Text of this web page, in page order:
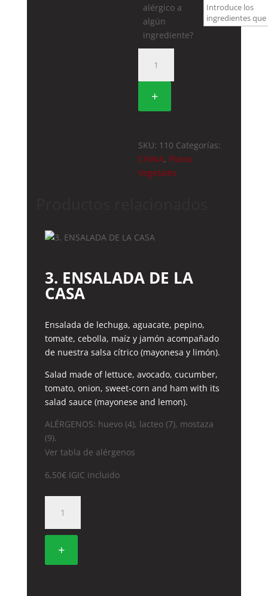
alérgico a
algún
ingrediente?
CARNE
VEGETAL
CON
SALSA
+
SKU: 110 Categorías:
CHINA, Platos
Vegetales
3. ENSALADA DE LA
CASA
Ensalada de lechuga, aguacate, pepino,
tomate, cebolla, maíz y jamón acompañado
de nuestra salsa cítrico (mayonesa y limón).
Salad made of lettuce, avocado, cucumber,
tomato, onion, sweet-corn and ham with its
salad sauce (mayonese and lemon).
ALÉRGENOS: huevo (4), lacteo (7), mostaza
(9).
Ver tabla de alérgenos
6,50€ IGIC incluido
ENSALADA
DE
CASA+